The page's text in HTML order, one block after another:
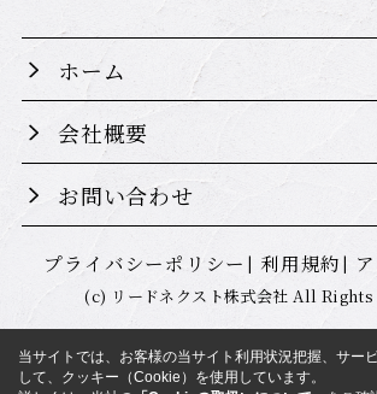
ホーム
会社概要
お問い合わせ
プライバシーポリシー 利用規約
(c) リードネクスト株式会社 All
当サイトでは、お客様の当サイト利用状況把握、サー
して、クッキー（Cookie）を使用しています。